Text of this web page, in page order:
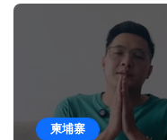
柬埔寨